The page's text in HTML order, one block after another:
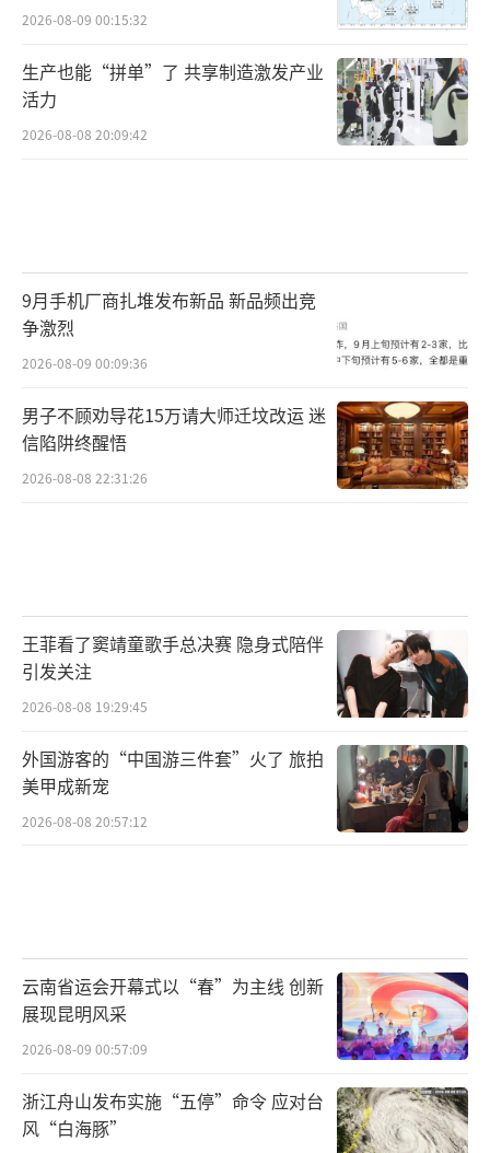
2026-08-09 00:15:32
生产也能“拼单”了 共享制造激发产业
活力
2026-08-08 20:09:42
9月手机厂商扎堆发布新品 新品频出竞
争激烈
2026-08-09 00:09:36
男子不顾劝导花15万请大师迁坟改运 迷
信陷阱终醒悟
2026-08-08 22:31:26
王菲看了窦靖童歌手总决赛 隐身式陪伴
引发关注
2026-08-08 19:29:45
外国游客的“中国游三件套”火了 旅拍
美甲成新宠
2026-08-08 20:57:12
云南省运会开幕式以“春”为主线 创新
展现昆明风采
2026-08-09 00:57:09
浙江舟山发布实施“五停”命令 应对台
风“白海豚”